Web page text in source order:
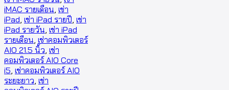
iMAC รายเดือน, เช่า
iPad, เช่า iPad รายปี, เช่า
iPad รายวัน, เช่า iPad
รายเดือน, เช่าคอมพิวเตอร์
AIO 21.5 นิ้ว, เช่า
คอมพิวเตอร์ AIO Core
i5, เช่าคอมพิวเตอร์ AIO
ระยะยาว, เช่า